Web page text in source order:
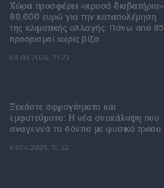
Χώρα προσφέρει «χρυσά διαβατήρια»
80.000 ευρώ για την καταπολέμηση
της κλιματικής αλλαγής: Πάνω από 85
προορισμοί χωρίς βίζα
08.08.2026, 21:23
Ξεχάστε σφραγίσματα και
εμφυτεύματα: Η νέα ανακάλυψη που
αναγεννά τα δόντια με φυσικό τρόπο
09.08.2026, 10:32